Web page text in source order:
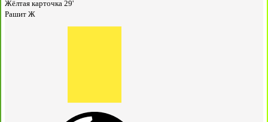
Жёлтая карточка 29'
Рашит Ж